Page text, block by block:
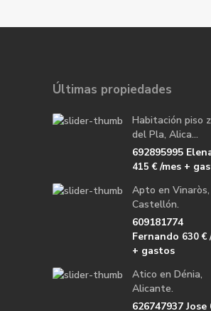
Últimas propiedades
Habitación piso
del Pla, Alica...
692895995
415 €/mes +
Apto en Vinaròs,
Castellón.
609181774
Fernando 630 €
+ gastos
Atico en Dénia,
Alicante.
626747937 Jose